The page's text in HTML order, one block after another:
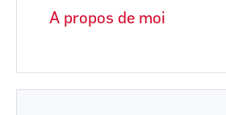
A propos de moi